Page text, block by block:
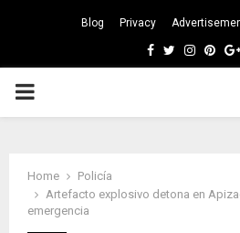
Blog Privacy
Facebook
Twitter
PRIMARY
Home
Policía
Artefacto explosivo detona en
emergencia